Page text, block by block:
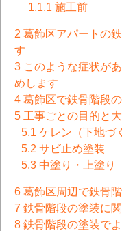
1.1.1 施工前
2 葛飾区アパートの
す
3 このような症状が
めします
4 葛飾区で鉄骨階段
5 工事ごとの目的と
5.1 ケレン（下地づ
5.2 サビ止め塗装
5.3 中塗り・上塗り
6 葛飾区周辺で鉄骨
7 鉄骨階段の塗装に
8 鉄骨階段の塗装で